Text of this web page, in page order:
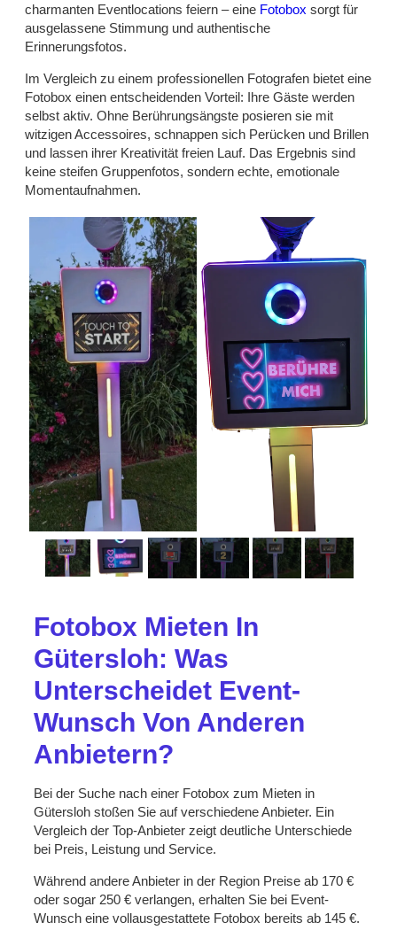
charmanten Eventlocations feiern – eine Fotobox sorgt für
ausgelassene Stimmung und authentische
Erinnerungsfotos.
Im Vergleich zu einem professionellen Fotografen bietet eine
Fotobox einen entscheidenden Vorteil: Ihre Gäste werden
selbst aktiv. Ohne Berührungsängste posieren sie mit
witzigen Accessoires, schnappen sich Perücken und Brillen
und lassen ihrer Kreativität freien Lauf. Das Ergebnis sind
keine steifen Gruppenfotos, sondern echte, emotionale
Momentaufnahmen.
Fotobox Mieten In
Gütersloh: Was
Unterscheidet Event-
Wunsch Von Anderen
Anbietern?
Bei der Suche nach einer Fotobox zum Mieten in
Gütersloh stoßen Sie auf verschiedene Anbieter. Ein
Vergleich der Top-Anbieter zeigt deutliche Unterschiede
bei Preis, Leistung und Service.
Während andere Anbieter in der Region Preise ab 170 €
oder sogar 250 € verlangen, erhalten Sie bei Event-
Wunsch eine vollausgestattete Fotobox bereits ab 145 €.